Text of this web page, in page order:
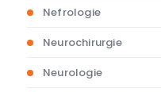
Nefrologie
Neurochirurgie
Neurologie